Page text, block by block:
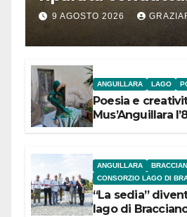
segnalazione IdD
9 AGOSTO 2026
ANGUILLARA LAGO
Poesia e
Mus’Anguillara
ANGUILLARA
CONSORZIO LAGO DI
“La sedia”
lago di